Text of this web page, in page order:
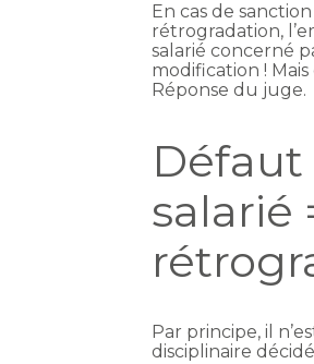
En cas de
rétrogradation,
salarié concerné
modification !
Réponse du juge.
Défaut
salarié
Par principe, il
disciplinaire